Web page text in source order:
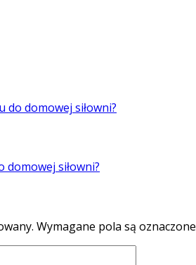
domowej siłowni?
Wymagane pola są oznaczone